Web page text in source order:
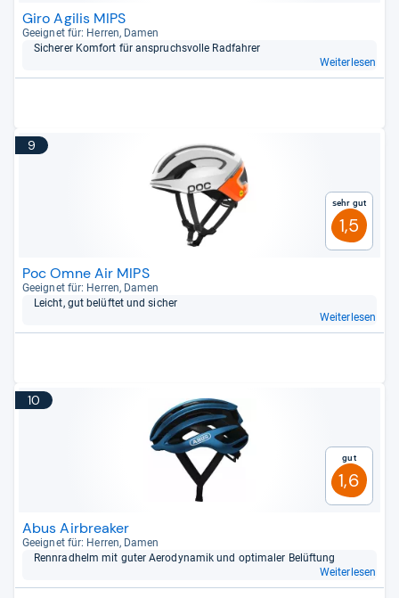
Giro Agilis MIPS
Geeig­net für: Her­ren, Damen
Siche­rer Kom­fort für anspruchs­volle Rad­fah­rer
Weiterlesen
9
Sehr gut
1,5
Poc Omne Air MIPS
Geeig­net für: Her­ren, Damen
Leicht, gut belüf­tet und sicher
Weiterlesen
10
Gut
1,6
Abus Airbreaker
Geeig­net für: Her­ren, Damen
Renn­rad­helm mit guter Aero­dy­na­mik und opti­ma­ler Belüf­tung
Weiterlesen